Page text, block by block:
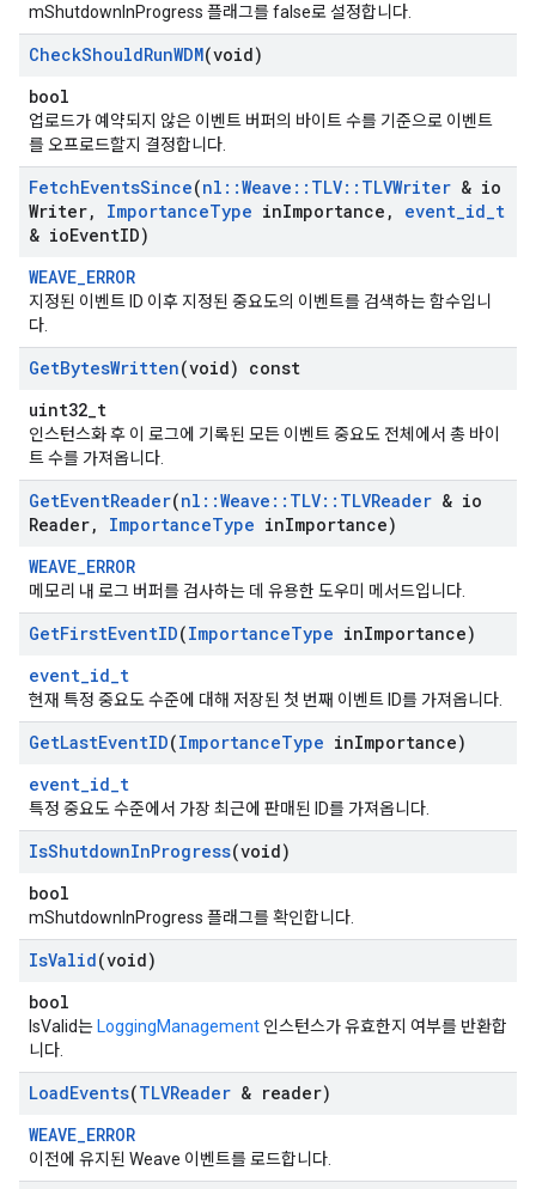
mShutdownInProgress 플래그를 false로 설정합니다.
CheckShouldRunWDM(void)
bool
업로드가 예약되지 않은 이벤트 버퍼의 바이트 수를 기준으로 이벤트
를 오프로드할지 결정합니다.
FetchEventsSince(nl ::Weave :: TLV:: TLVWriter & io
Writer, ImportanceType inImportance , event_id_t
& ioEventID)
WEAVE_ERROR
지정된 이벤트 ID 이후 지정된 중요도의 이벤트를 검색하는 함수입니
다.
GetBytesWritten(void) const
uint32_t
인스턴스화 후 이 로그에 기록된 모든 이벤트 중요도 전체에서 총 바이
트 수를 가져옵니다.
GetEventReader(nl ::Weave :: TLV:: TLVReader & io
Reader, ImportanceType inImportance)
WEAVE_ERROR
메모리 내 로그 버퍼를 검사하는 데 유용한 도우미 메서드입니다.
GetFirstEventID(ImportanceType inImportance)
event_id_t
현재 특정 중요도 수준에 대해 저장된 첫 번째 이벤트 ID를 가져옵니다.
GetLastEventID(ImportanceType inImportance)
event_id_t
특정 중요도 수준에서 가장 최근에 판매된 ID를 가져옵니다.
IsShutdownInProgress(void)
bool
mShutdownInProgress 플래그를 확인합니다.
IsValid(void)
bool
IsValid는 LoggingManagement 인스턴스가 유효한지 여부를 반환합
니다.
LoadEvents(TLVReader & reader)
WEAVE_ERROR
이전에 유지된 Weave 이벤트를 로드합니다.